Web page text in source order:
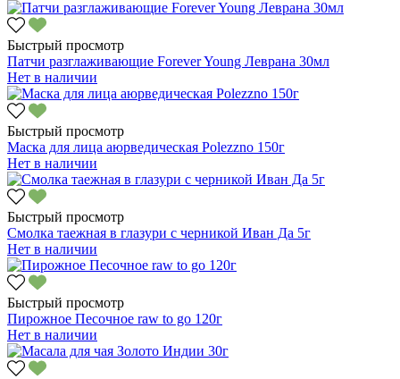
Быстрый просмотр
Патчи разглаживающие Forever Young Леврана 30мл
Нет в наличии
Быстрый просмотр
Маска для лица аюрведическая Polezzno 150г
Нет в наличии
Быстрый просмотр
Смолка таежная в глазури с черникой Иван Да 5г
Нет в наличии
Быстрый просмотр
Пирожное Песочное raw to go 120г
Нет в наличии